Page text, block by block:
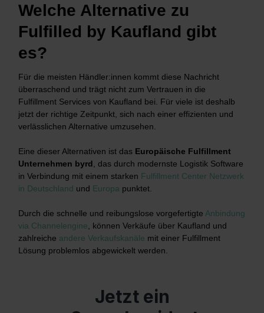
Welche Alternative zu
Fulfilled by Kaufland gibt
es?
Für die meisten Händler:innen kommt diese Nachricht
überraschend und trägt nicht zum Vertrauen in die
Fulfillment Services von Kaufland bei. Für viele ist deshalb
jetzt der richtige Zeitpunkt, sich nach einer effizienten und
verlässlichen Alternative umzusehen.
Eine dieser Alternativen ist das Europäische Fulfillment
Unternehmen byrd , das durch modernste Logistik Software
in Verbindung mit einem starken Fulfillment Center Netzwerk
in Deutschland und Europa punktet.
Durch die schnelle und reibungslose vorgefertigte Anbindung
via Channelengine , können Verkäufe über Kaufland und
zahlreiche andere Verkaufskanäle mit einer Fulfillment
Lösung problemlos abgewickelt werden.